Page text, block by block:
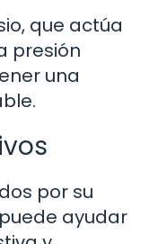
que actúa
presión
una
por su
ayudar